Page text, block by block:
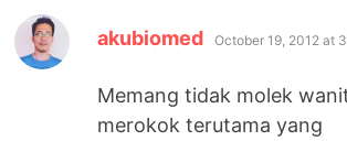
akubiomed says:
October 19, 2012 at
Memang tidak molek
merokok terutama yang